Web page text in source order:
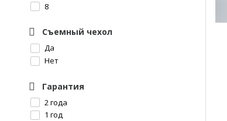
8
Съемный чехол
Да
Нет
Гарантия
2 года
1 год